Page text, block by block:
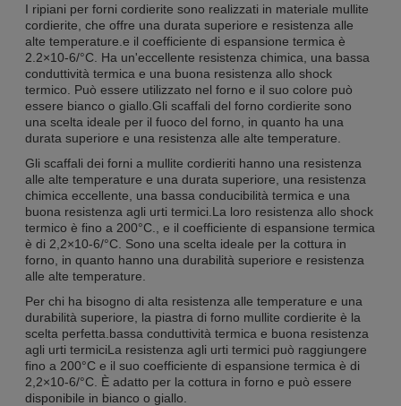
I ripiani per forni cordierite sono realizzati in materiale mullite
cordierite, che offre una durata superiore e resistenza alle
alte temperature.e il coefficiente di espansione termica è
2.2×10-6/°C. Ha un'eccellente resistenza chimica, una bassa
conduttività termica e una buona resistenza allo shock
termico. Può essere utilizzato nel forno e il suo colore può
essere bianco o giallo.Gli scaffali del forno cordierite sono
una scelta ideale per il fuoco del forno, in quanto ha una
durata superiore e una resistenza alle alte temperature.
Gli scaffali dei forni a mullite cordieriti hanno una resistenza
alle alte temperature e una durata superiore, una resistenza
chimica eccellente, una bassa conducibilità termica e una
buona resistenza agli urti termici.La loro resistenza allo shock
termico è fino a 200°C., e il coefficiente di espansione termica
è di 2,2×10-6/°C. Sono una scelta ideale per la cottura in
forno, in quanto hanno una durabilità superiore e resistenza
alle alte temperature.
Per chi ha bisogno di alta resistenza alle temperature e una
durabilità superiore, la piastra di forno mullite cordierite è la
scelta perfetta.bassa conduttività termica e buona resistenza
agli urti termiciLa resistenza agli urti termici può raggiungere
fino a 200°C e il suo coefficiente di espansione termica è di
2,2×10-6/°C. È adatto per la cottura in forno e può essere
disponibile in bianco o giallo.